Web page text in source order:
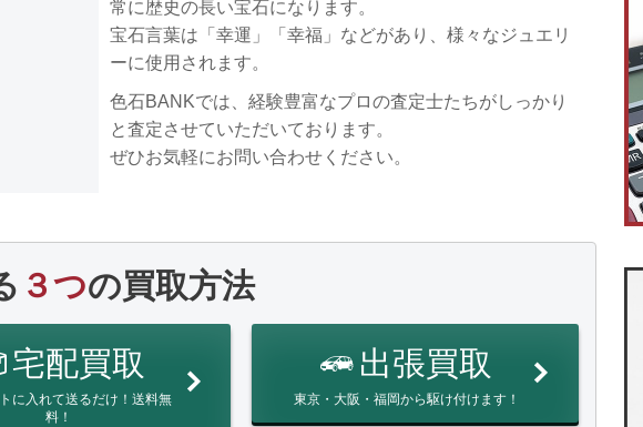
常に歴史の長い宝石になります。
宝石言葉は「幸運」「幸福」などがあり、様々なジュエリ
ーに使用されます。
色石BANKでは、経験豊富なプロの査定士たちがしっかり
と査定させていただいております。
ぜひお気軽にお問い合わせください。
３つの買取方法
宅配買取
に入れて送るだけ！送料無
料！
出張買取
東京・大阪・福岡から駆け付けます！